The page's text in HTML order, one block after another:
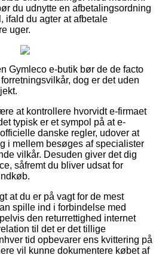
du udnytte en afbetalingsordning
ifald du agter at afbetale
uger.
Gymleco e-butik bør de de facto
dog er det uden
at kontrollere hvorvidt e-firmaet
typisk er et sympol på at e-
danske regler, udover at
i mellem besøges af specialister
vilkår. Desuden giver det dig
såfremt du bliver udsat for
at du er på vagt for de mest
spille ind i forbindelse med
den returrettighed internet
til det er det tillige
tid opbevarer ens kvittering på
vil kunne dokumentere købet af